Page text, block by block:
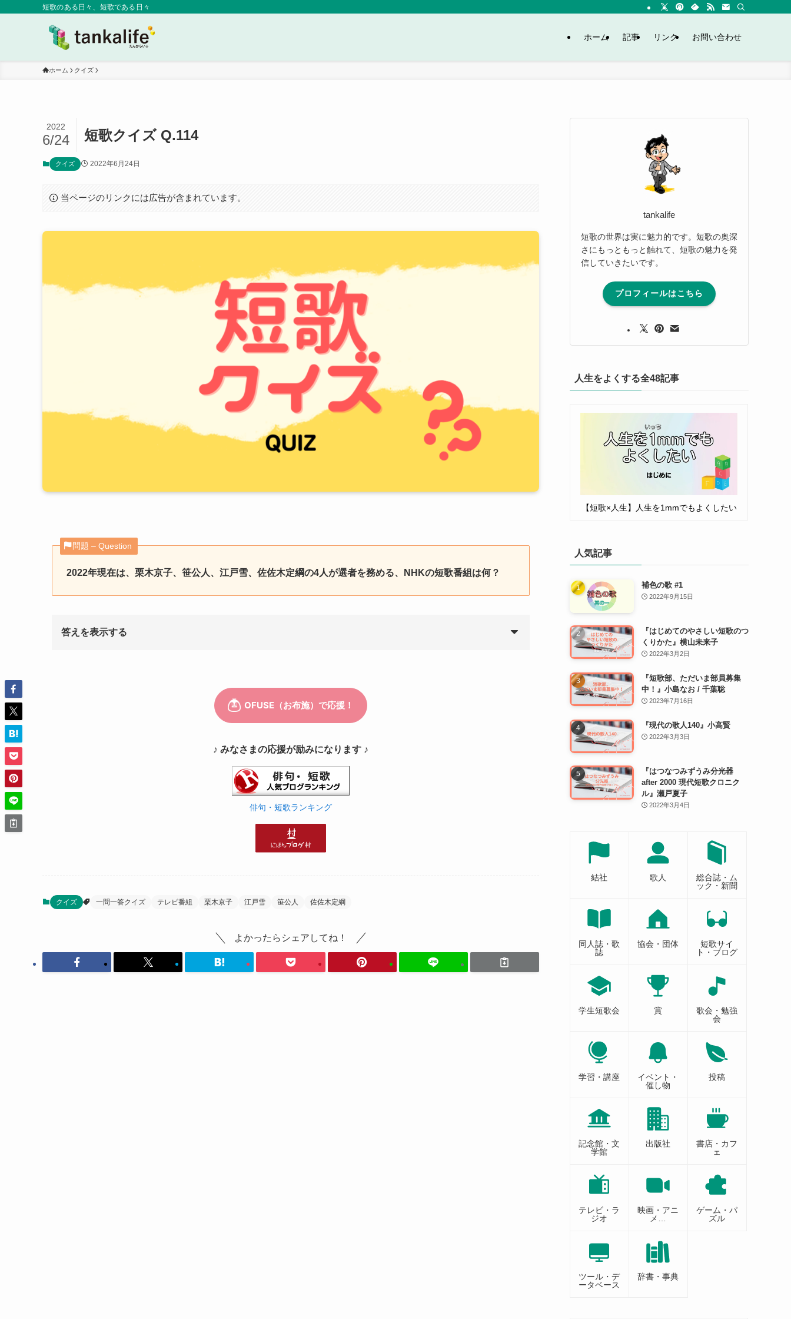
短歌のある日々、短歌である日々
ホーム 記事 リンク お問い合わせ
ホーム クイズ
短歌クイズ Q.114
2022
6/24
クイズ 2022年6月24日
当ページのリンクには広告が含まれています。
問題 – Question
2022年現在は、栗木京子、笹公人、江戸雪、佐佐木定綱の4人が選者を務める、NHKの短歌番組は何？
答えを表示する
は、NHK Eテレ、NHKワールド・プレミアムの短歌番組です。
毎週決められた題の短歌（題詠）を全国から公募し、各週担当の選者が一席ほかを選んでいきます。
テキストも発売されており、選者のお話がまとめられています。番組内で紹介された投稿歌および紹
NHK短歌 2022年 06 月号 [雑誌]
♪ みなさまの応援が励みになります ♪
俳句・短歌ランキング
クイズ 一問一答クイズ テレビ番組 栗木京子 江戸雪 笹公人 佐佐木定綱
よかったらシェアしてね！
tankalife
短歌の世界は実に魅力的です。短歌の奥深
さにもっともっと触れて、短歌の魅力を発
信していきたいです。
プロフィールはこちら
人生をよくする全48記事
【短歌×人生】人生を1mmでもよくしたい
人気記事
補色の歌 #1
2022年9月15日
『はじめてのやさしい短歌のつ
くりかた』横山未来子
2022年3月2日
『短歌部、ただいま部員募集
中！』小島なお / 千葉聡
2023年7月16日
『現代の歌人140』小高賢
2022年3月3日
『はつなつみずうみ分光器
after 2000 現代短歌クロニク
ル』瀬戸夏子
2022年3月4日
結社 歌人
総合誌・ム
ック・新聞
同人誌・歌
誌
協会・団体
短歌サイ
ト・ブログ
学生短歌会 賞
歌会・勉強
会
学習・講座
イベント・
催し物
投稿
記念館・文
学館
出版社
書店・カフ
ェ
テレビ・ラ
ジオ
映画・アニ
メ…
ゲーム・パ
ズル
ツール・デ
ータベース
辞書・事典